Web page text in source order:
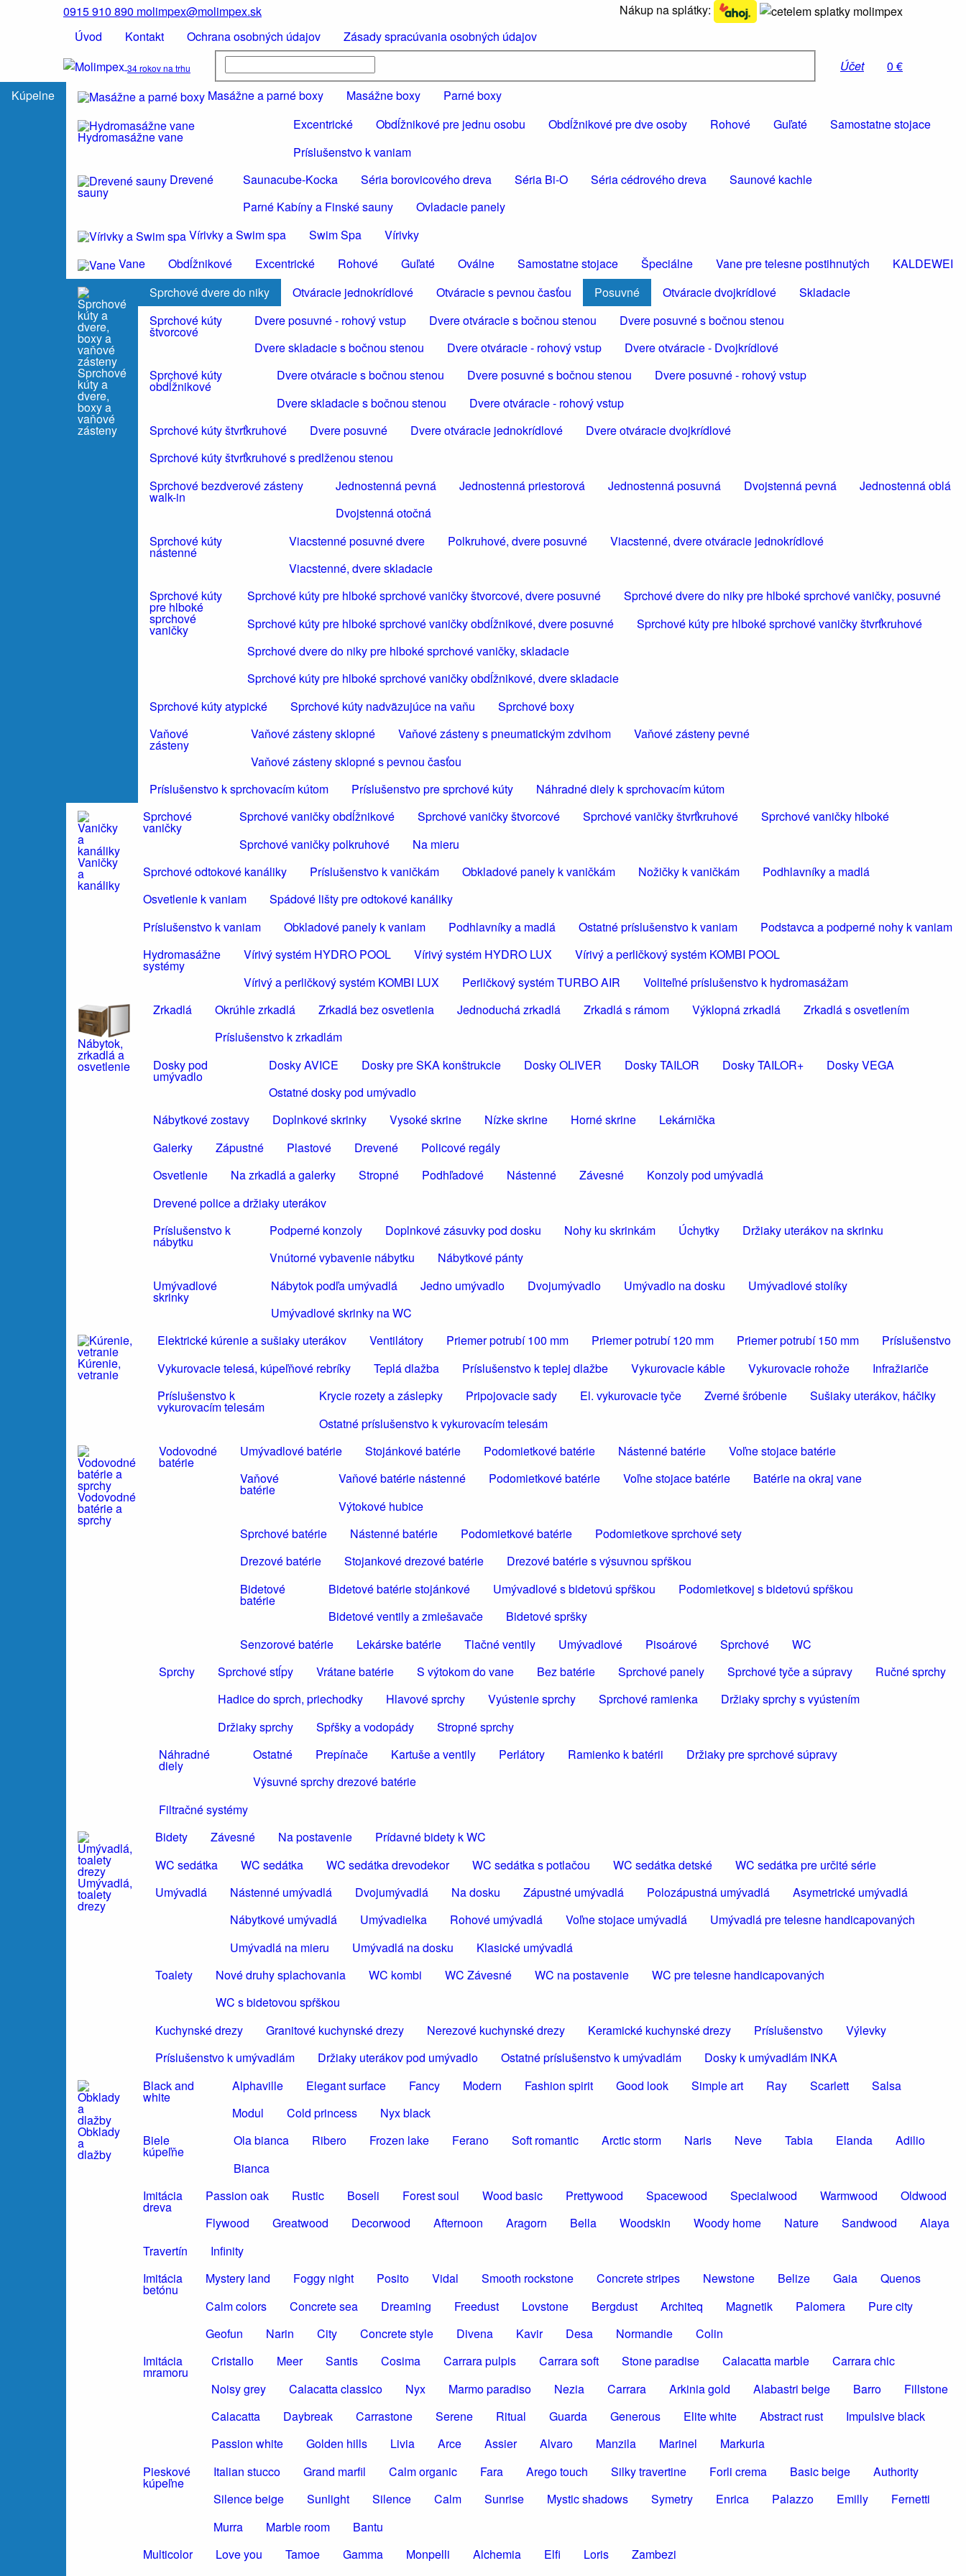
0915 910 890 molimpex@molimpex.sk
Nákup na splátky:
Úvod
Kontakt Ochrana osobných údajov Zásady spracúvania osobných údajov
34 rokov na trhu Účet
0 €
Kúpelne
Masážne a parné boxy Masážne boxy Parné boxy
Hydromasážne vane
Excentrické Obdĺžnikové pre jednu osobu Obdĺžnikové pre dve osoby Rohové Guľaté
Samostatne stojace
Príslušenstvo k vaniam
Drevené
sauny
Saunacube-Kocka Séria borovicového dreva Séria Bi-O Séria cédrového dreva
Saunové kachle
Parné Kabíny a Finské sauny
Ovladacie panely
Vírivky a Swim spa
Swim Spa
Vírivky
Vane
Obdĺžnikové Excentrické Rohové Guľaté Oválne Samostatne stojace Špeciálne Vane pre telesne postihnutých KALDEWEI
Sprchové
kúty a
dvere,
boxy a
vaňové
zásteny
Sprchové dvere do niky Otváracie jednokrídlové Otváracie s pevnou časťou Posuvné Otváracie dvojkrídlové
Skladacie
Sprchové kúty
štvorcové
Dvere posuvné - rohový vstup Dvere otváracie s bočnou stenou
Dvere posuvné s bočnou stenou
Dvere skladacie s bočnou stenou
Dvere otváracie - rohový vstup
Dvere otváracie - Dvojkrídlové
Sprchové kúty
obdĺžnikové
Dvere otváracie s bočnou stenou Dvere posuvné s bočnou stenou
Dvere posuvné - rohový vstup
Dvere skladacie s bočnou stenou
Dvere otváracie - rohový vstup
Sprchové kúty štvrťkruhové
Dvere posuvné Dvere otváracie jednokrídlové
Dvere otváracie dvojkrídlové
Sprchové kúty štvrťkruhové s predlženou stenou
Sprchové bezdverové zásteny
walk-in
Jednostenná pevná Jednostenná priestorová Jednostenná posuvná Dvojstenná pevná
Jednostenná oblá
Dvojstenná otočná
Sprchové kúty
nástenné
Viacstenné posuvné dvere Polkruhové, dvere posuvné
Viacstenné, dvere otváracie jednokrídlové
Viacstenné, dvere skladacie
Sprchové kúty
pre hlboké
sprchové
vaničky
Sprchové kúty pre hlboké sprchové vaničky štvorcové, dvere posuvné
Sprchové dvere do niky pre hlboké sprchové vaničky, posuvné
Sprchové kúty pre hlboké sprchové vaničky obdĺžnikové, dvere posuvné
Sprchové kúty pre hlboké sprchové vaničky štvrťkruhové
Sprchové dvere do niky pre hlboké sprchové vaničky, skladacie
Sprchové kúty pre hlboké sprchové vaničky obdĺžnikové, dvere skladacie
Sprchové kúty atypické
Sprchové kúty nadväzujúce na vaňu
Sprchové boxy
Vaňové
zásteny
Vaňové zásteny sklopné Vaňové zásteny s pneumatickým zdvihom
Vaňové zásteny pevné
Vaňové zásteny sklopné s pevnou časťou
Príslušenstvo k sprchovacím kútom
Príslušenstvo pre sprchové kúty Náhradné diely k sprchovacím kútom
Vaničky
a
kanáliky
Sprchové
vaničky
Sprchové vaničky obdĺžnikové Sprchové vaničky štvorcové Sprchové vaničky štvrťkruhové
Sprchové vaničky hlboké
Sprchové vaničky polkruhové
Na mieru
Sprchové odtokové kanáliky
Príslušenstvo k vaničkám Obkladové panely k vaničkám Nožičky k vaničkám
Podhlavníky a madlá
Osvetlenie k vaniam
Spádové lišty pre odtokové kanáliky
Príslušenstvo k vaniam
Obkladové panely k vaniam Podhlavníky a madlá Ostatné príslušenstvo k vaniam
Podstavca a podperné nohy k vaniam
Hydromasážne
systémy
Vírivý systém HYDRO POOL Vírivý systém HYDRO LUX
Vírivý a perličkový systém KOMBI POOL
Vírivý a perličkový systém KOMBI LUX
Perličkový systém TURBO AIR Voliteľné príslušenstvo k hydromasážam
Nábytok,
zrkadlá a
osvetlenie
Zrkadlá Okrúhle zrkadlá Zrkadlá bez osvetlenia Jednoduchá zrkadlá Zrkadlá s rámom Výklopná zrkadlá
Zrkadlá s osvetlením
Príslušenstvo k zrkadlám
Dosky pod
umývadlo
Dosky AVICE Dosky pre SKA konštrukcie Dosky OLIVER Dosky TAILOR Dosky TAILOR+
Dosky VEGA
Ostatné dosky pod umývadlo
Nábytkové zostavy
Doplnkové skrinky Vysoké skrine Nízke skrine Horné skrine
Lekárnička
Galerky
Zápustné Plastové Drevené
Policové regály
Osvetlenie
Na zrkadlá a galerky Stropné Podhľadové Nástenné Závesné
Konzoly pod umývadlá
Drevené police a držiaky uterákov
Príslušenstvo k
nábytku
Podperné konzoly Doplnkové zásuvky pod dosku Nohy ku skrinkám Úchytky
Držiaky uterákov na skrinku
Vnútorné vybavenie nábytku
Nábytkové pánty
Umývadlové
skrinky
Nábytok podľa umývadlá Jedno umývadlo Dvojumývadlo Umývadlo na dosku
Umývadlové stolíky
Umývadlové skrinky na WC
Kúrenie,
vetranie
Elektrické kúrenie a sušiaky uterákov Ventilátory Priemer potrubí 100 mm Priemer potrubí 120 mm Priemer potrubí 150 mm
Príslušenstvo
Vykurovacie telesá, kúpeľňové rebríky
Teplá dlažba Príslušenstvo k teplej dlažbe Vykurovacie káble Vykurovacie rohože
Infražiariče
Príslušenstvo k
vykurovacím telesám
Krycie rozety a záslepky Pripojovacie sady El. vykurovacie tyče Zverné šróbenie
Sušiaky uterákov, háčiky
Ostatné príslušenstvo k vykurovacím telesám
Vodovodné
batérie a
sprchy
Vodovodné
batérie
Umývadlové batérie Stojánkové batérie Podomietkové batérie Nástenné batérie
Voľne stojace batérie
Vaňové
batérie
Vaňové batérie nástenné Podomietkové batérie Voľne stojace batérie
Batérie na okraj vane
Výtokové hubice
Sprchové batérie
Nástenné batérie Podomietkové batérie
Podomietkove sprchové sety
Drezové batérie
Stojankové drezové batérie
Drezové batérie s výsuvnou spŕškou
Bidetové
batérie
Bidetové batérie stojánkové Umývadlové s bidetovú spŕškou
Podomietkovej s bidetovú spŕškou
Bidetové ventily a zmiešavače
Bidetové spršky
Senzorové batérie
Lekárske batérie Tlačné ventily Umývadlové Pisoárové Sprchové
WC
Sprchy
Sprchové stĺpy Vrátane batérie S výtokom do vane Bez batérie Sprchové panely Sprchové tyče a súpravy
Ručné sprchy
Hadice do sprch, priechodky
Hlavové sprchy Vyústenie sprchy Sprchové ramienka
Držiaky sprchy s vyústením
Držiaky sprchy
Spŕšky a vodopády
Stropné sprchy
Náhradné
diely
Ostatné Prepínače Kartuše a ventily Perlátory Ramienko k batérii
Držiaky pre sprchové súpravy
Výsuvné sprchy drezové batérie
Filtračné systémy
Umývadlá,
toalety
drezy
Bidety Závesné Na postavenie
Prídavné bidety k WC
WC sedátka
WC sedátka WC sedátka drevodekor WC sedátka s potlačou WC sedátka detské
WC sedátka pre určité série
Umývadlá
Nástenné umývadlá Dvojumývadlá Na dosku Zápustné umývadlá Polozápustná umývadlá
Asymetrické umývadlá
Nábytkové umývadlá
Umývadielka Rohové umývadlá Voľne stojace umývadlá
Umývadlá pre telesne handicapovaných
Umývadlá na mieru
Umývadlá na dosku
Klasické umývadlá
Toalety
Nové druhy splachovania WC kombi WC Závesné WC na postavenie
WC pre telesne handicapovaných
WC s bidetovou spŕškou
Kuchynské drezy
Granitové kuchynské drezy Nerezové kuchynské drezy Keramické kuchynské drezy Príslušenstvo
Výlevky
Príslušenstvo k umývadlám
Držiaky uterákov pod umývadlo Ostatné príslušenstvo k umývadlám Dosky k umývadlám INKA
Obklady
a
dlažby
Black and
white
Alphaville Elegant surface Fancy Modern Fashion spirit Good look Simple art Ray Scarlett
Salsa
Modul
Cold princess
Nyx black
Biele
kúpeľňe
Ola bianca Ribero Frozen lake Ferano Soft romantic Arctic storm Naris Neve Tabia Elanda
Adilio
Bianca
Imitácia
dreva
Passion oak Rustic Boseli Forest soul Wood basic Prettywood Spacewood Specialwood Warmwood
Oldwood
Flywood
Greatwood Decorwood Afternoon Aragorn Bella Woodskin Woody home Nature Sandwood
Alaya
Travertín
Infinity
Imitácia
betónu
Mystery land Foggy night Posito Vidal Smooth rockstone Concrete stripes Newstone Belize Gaia
Quenos
Calm colors
Concrete sea Dreaming Freedust Lovstone Bergdust Architeq Magnetik Palomera
Pure city
Geofun
Narin City Concrete style Divena Kavir Desa Normandie
Colin
Imitácia
mramoru
Cristallo Meer Santis Cosima Carrara pulpis Carrara soft Stone paradise Calacatta marble
Carrara chic
Noisy grey
Calacatta classico Nyx Marmo paradiso Nezia Carrara Arkinia gold Alabastri beige Barro
Fillstone
Calacatta
Daybreak Carrastone Serene Ritual Guarda Generous Elite white Abstract rust
Impulsive black
Passion white
Golden hills Livia Arce Assier Alvaro Manzila Marinel
Markuria
Pieskové
kúpeľne
Italian stucco Grand marfil Calm organic Fara Arego touch Silky travertine Forli crema Basic beige
Authority
Silence beige
Sunlight Silence Calm Sunrise Mystic shadows Symetry Enrica Palazzo Emilly
Fernetti
Murra
Marble room
Bantu
Multicolor
Love you Tamoe Gamma Monpelli Alchemia Elfi Loris
Zambezi